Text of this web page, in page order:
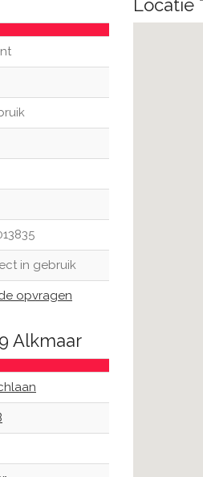
in gebruik
opvragen
Alkmaar
Locatie